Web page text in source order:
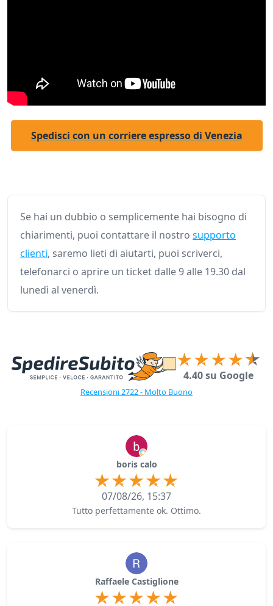
Spedisci con un corriere espresso di Venezia
Se hai un dubbio o semplicemente hai bisogno di
chiarimenti, puoi contattare il nostro supporto
clienti, saremo lieti di aiutarti, puoi scriverci,
telefonarci o aprire un ticket dalle 9 alle 19.30 dal
lunedì al venerdì.
4.40 su Google
Recensioni 2722 - Molto Buono
boris calo
07/08/26, 15:37
Tutto perfettamente ok. Ottimo.
Raffaele Castiglione